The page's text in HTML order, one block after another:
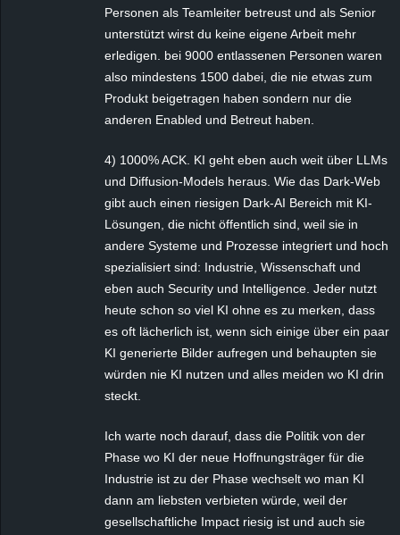
Personen als Teamleiter betreust und als Senior
unterstützt wirst du keine eigene Arbeit mehr
erledigen. bei 9000 entlassenen Personen waren
also mindestens 1500 dabei, die nie etwas zum
Produkt beigetragen haben sondern nur die
anderen Enabled und Betreut haben.
4) 1000% ACK. KI geht eben auch weit über LLMs
und Diffusion-Models heraus. Wie das Dark-Web
gibt auch einen riesigen Dark-AI Bereich mit KI-
Lösungen, die nicht öffentlich sind, weil sie in
andere Systeme und Prozesse integriert und hoch
spezialisiert sind: Industrie, Wissenschaft und
eben auch Security und Intelligence. Jeder nutzt
heute schon so viel KI ohne es zu merken, dass
es oft lächerlich ist, wenn sich einige über ein paar
KI generierte Bilder aufregen und behaupten sie
würden nie KI nutzen und alles meiden wo KI drin
steckt.
Ich warte noch darauf, dass die Politik von der
Phase wo KI der neue Hoffnungsträger für die
Industrie ist zu der Phase wechselt wo man KI
dann am liebsten verbieten würde, weil der
gesellschaftliche Impact riesig ist und auch sie